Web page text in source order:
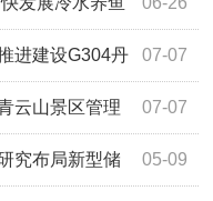
号... 07-07
进建设G304丹
的提案... 07-07
云山景区管理
号）答复 05-09
究布局新型储